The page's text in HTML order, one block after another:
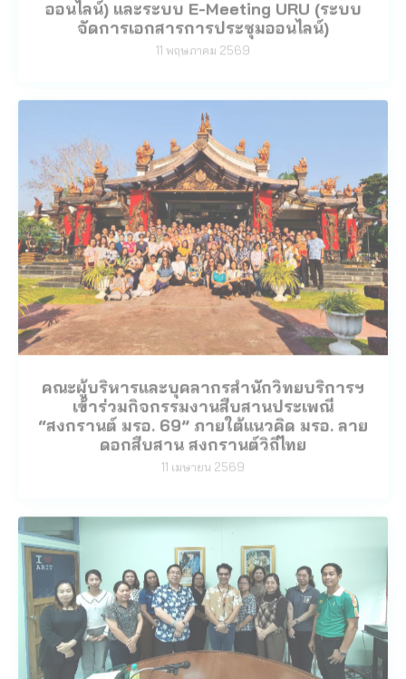
11 พฤษภาคม 2569
คณะผู้บริหารและบุคลากรสำนักวิทยบริการฯ
เข้าร่วมกิจกรรมงานสืบสานประเพณี
“สงกรานต์ มรอ. 69” ภายใต้แนวคิด มรอ. ลาย
ดอกสืบสาน สงกรานต์วิถีไทย
11 เมษายน 2569